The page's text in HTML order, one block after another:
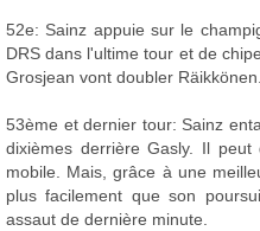
52e: Sainz appuie sur le
DRS dans l'ultime tour et de
Grosjean vont doubler Räikkönen.
53ème et dernier tour: Sainz
dixièmes derrière Gasly. Il
mobile. Mais, grâce à une
plus facilement que son
assaut de dernière minute.